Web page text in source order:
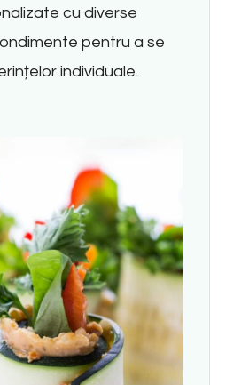
cu diverse
pentru a se
individuale.